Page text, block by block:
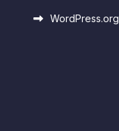
WordPress.org